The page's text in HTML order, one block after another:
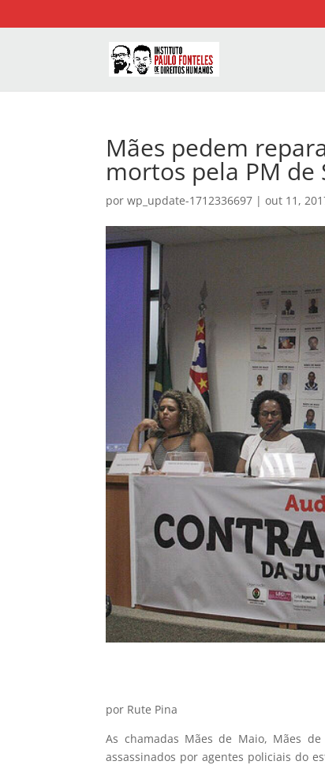
Mães pedem
mortos pela PM de
porwp_update-1712336697 |out 11,
por Rute Pina
As chamadas Mães de Maio, Mães
assassinados por agentes policiais do